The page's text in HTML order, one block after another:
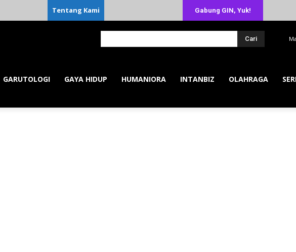
Tentang Kami Gabung GIN, Yuk!
Cari
GARUTOLOGI GAYA HIDUP HUMANIORA INTANBIZ OLAHRAGA